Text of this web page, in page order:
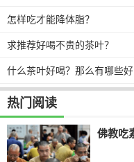
怎样吃才能降体脂？
求推荐好喝不贵的茶叶？
什么茶叶好喝？那么有哪些好
热门阅读
佛教吃